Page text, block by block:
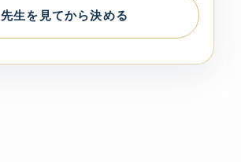
先生を見てから決める